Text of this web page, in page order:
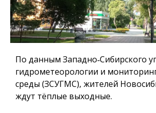
По данным Западно‑Сибирского
гидрометеорологии и
среды (ЗСУГМС), жителей
ждут тёплые выходные.